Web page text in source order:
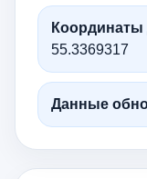
Координаты
55.3369317
Данные